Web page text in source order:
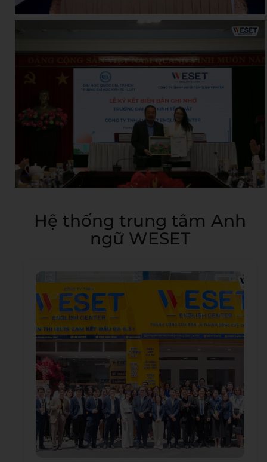
Hệ thống trung tâm Anh
ngữ WESET